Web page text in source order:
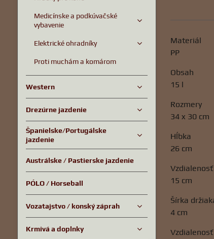
Materiál
PP
Obsah
15 l
Rozmery
34 x 30 cm
Hĺbka
26 cm
15 cm
Šírka
4 cm
Medicínske a podkúvačské
vybavenie
Elektrické ohradníky
Proti muchám a komárom
Western
Drezúrne jazdenie
Španielske/Portugálske
jazdenie
Austrálske / Pastierske jazdenie
PÓLO / Horseball
Vozatajstvo / konský záprah
Krmivá a doplnky